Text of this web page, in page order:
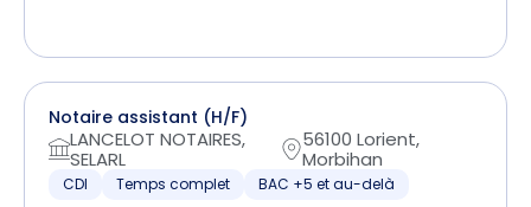
Notaire assistant (H/F)
LANCELOT NOTAIRES,
SELARL
56100 Lorient,
Morbihan
CDI Temps complet BAC +5 et au-delà